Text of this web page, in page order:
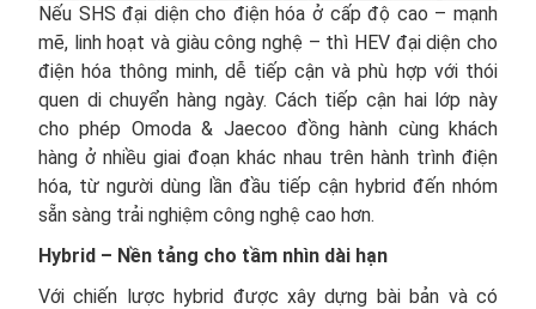
Nếu SHS đại diện cho điện hóa ở cấp độ cao – mạnh
mẽ, linh hoạt và giàu công nghệ – thì HEV đại diện cho
điện hóa thông minh, dễ tiếp cận và phù hợp với thói
quen di chuyển hàng ngày. Cách tiếp cận hai lớp này
cho phép Omoda & Jaecoo đồng hành cùng khách
hàng ở nhiều giai đoạn khác nhau trên hành trình điện
hóa, từ người dùng lần đầu tiếp cận hybrid đến nhóm
sẵn sàng trải nghiệm công nghệ cao hơn.
Hybrid – Nền tảng cho tầm nhìn dài hạn
Với chiến lược hybrid được xây dựng bài bản và có